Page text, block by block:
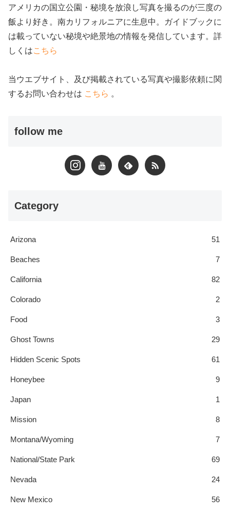
アメリカの国立公園・秘境を放浪し写真を撮るのが三度の
飯より好き。南カリフォルニアに生息中。ガイドブックに
は載っていない秘境や絶景地の情報を発信しています。詳
しくはこちら
当ウエブサイト、及び掲載されている写真や撮影依頼に関
するお問い合わせは こちら 。
follow me
Category
Arizona 51
Beaches 7
California 82
Colorado 2
Food 3
Ghost Towns 29
Hidden Scenic Spots 61
Honeybee 9
Japan 1
Mission 8
Montana/Wyoming 7
National/State Park 69
Nevada 24
New Mexico 56